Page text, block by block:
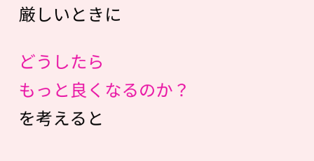
厳しいときに
どうしたら
もっと良くなるのか？
を考えると